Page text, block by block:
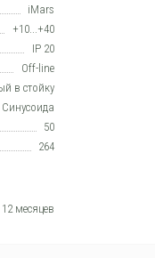
iMars
+10...+40
IP 20
Off-line
в стойку
Синусоида
50
264
12 месяцев